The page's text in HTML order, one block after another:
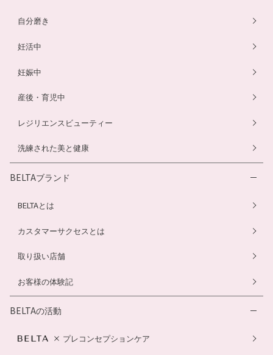
幼児食サービス
骨盤ベルト
自分磨き
妊活中
妊娠中
産後・育児中
レジリエンスビューティー
洗練された美と健康
BELTAブランド
BELTAとは
カスタマーサクセスとは
取り扱い店舗
お客様の体験記
BELTAの活動
プレコンセプションケア